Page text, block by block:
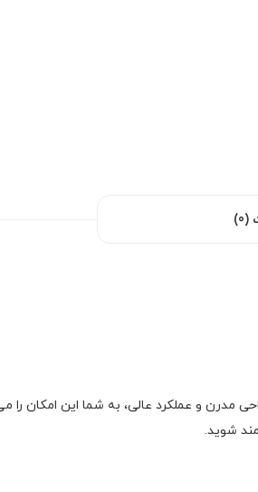
مدرن و عملکرد عالی، به شما این امکان را
شوید.